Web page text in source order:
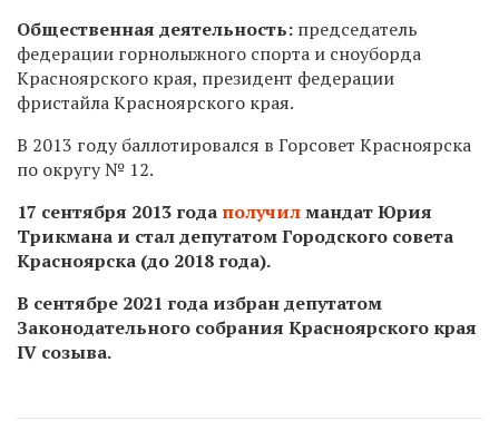
Общественная деятельность: председатель
федерации горнолыжного спорта и сноуборда
Красноярского края, президент федерации
фристайла Красноярского края.
В 2013 году баллотировался в Горсовет Красноярска
по округу № 12.
17 сентября 2013 года получилмандат Юрия
Трикмана и стал депутатом Городского совета
Красноярска (до 2018 года).
В сентябре 2021 года избран депутатом
Законодательного собрания Красноярского края
IV созыва.